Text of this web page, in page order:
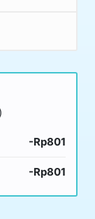
-Rp801
-Rp801